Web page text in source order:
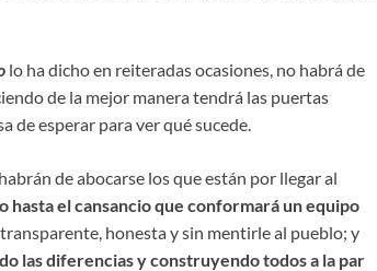
lo ha dicho en reiteradas ocasiones, no habrá de
de la mejor manera tendrá las puertas
de esperar para ver qué sucede.
de abocarse los que están por llegar al
hasta el cansancio que conformará un equipo
transparente, honesta y sin mentirle al pueblo; y
las diferencias y construyendo todos a la par